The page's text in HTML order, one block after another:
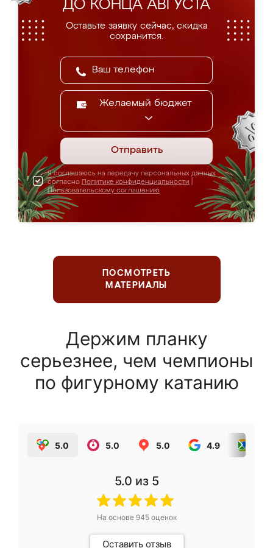
ДО КОНЦА АВГУСТА
Оставьте заявку сейчас, скидка
сохранится.
Желаемый бюджет
Отправить
Я соглашаюсь на передачу персональных данных
согласно Политике конфиденциальности
Пользовательскому соглашению
ПОСМОТРЕТЬ
МАТЕРИАЛЫ
Держим планку
серьезнее, чем чемпионы
по фигурному катанию
5.0 5.0 5.0 4.9
5.0 из 5
На основе 945оценок
Оставить отзыв